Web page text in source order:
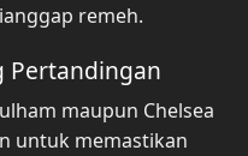
remeh.
Pertandingan
maupun Chelsea
untuk memastikan